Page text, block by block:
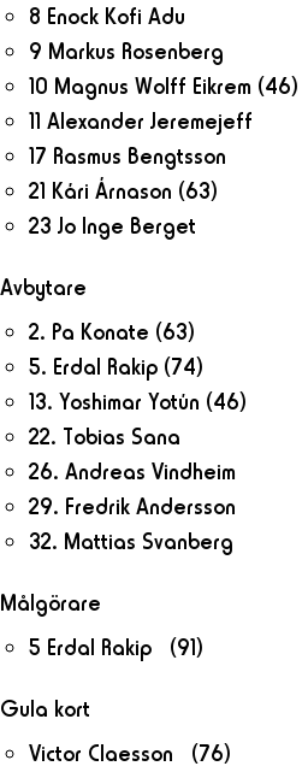
8 Enock Kofi Adu
9 Markus Rosenberg
10 Magnus Wolff Eikrem (46)
11 Alexander Jeremejeff
17 Rasmus Bengtsson
21 Kári Árnason (63)
23 Jo Inge Berget
Avbytare
2. Pa Konate (63)
5. Erdal Rakip (74)
13. Yoshimar Yotún (46)
22. Tobias Sana
26. Andreas Vindheim
29. Fredrik Andersson
32. Mattias Svanberg
Målgörare
5 Erdal Rakip (91)
Gula kort
Victor Claesson (76)